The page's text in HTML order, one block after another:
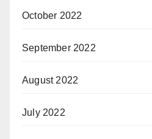
October 2022
September 2022
August 2022
July 2022